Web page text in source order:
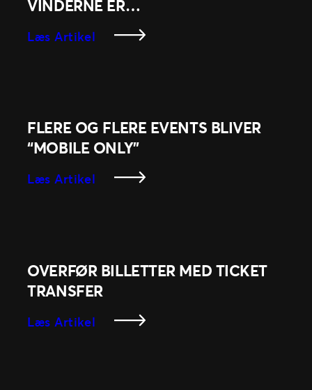
VINDERNE ER…
Læs Artikel:
Vinderne
Er…
FLERE OG FLERE EVENTS BLIVER
“MOBILE ONLY”
Læs Artikel:
Bliver
“Mobile
Only”
OVERFØR BILLETTER MED TICKET
TRANSFER
Læs Artikel: